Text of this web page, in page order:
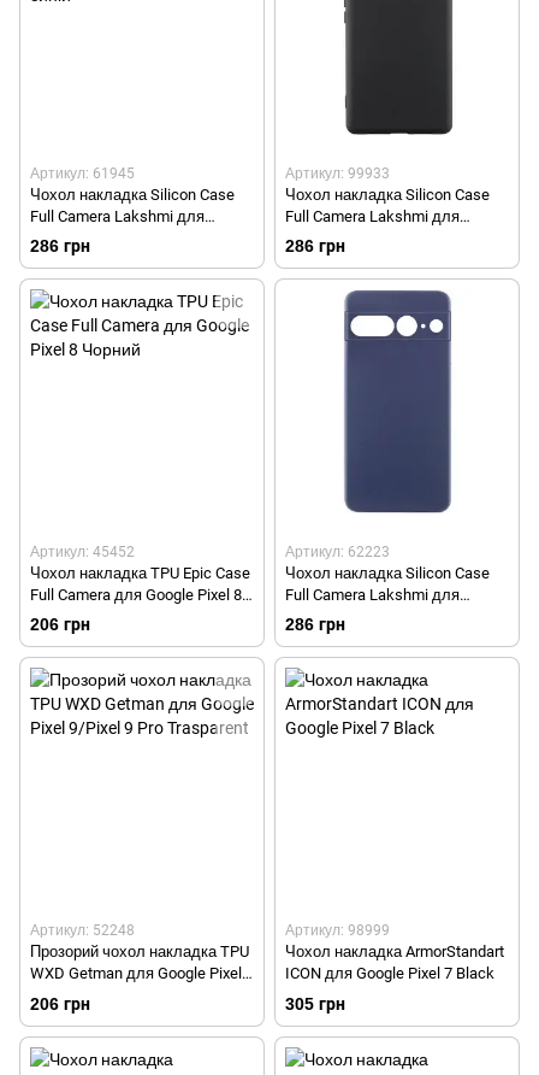
Артикул: 61945
Чохол накладка Silicon Case
Full Camera Lakshmi для
Google Pixel 7a Темно-синій
286 грн
Артикул: 99933
Чохол накладка Silicon Case
Full Camera Lakshmi для
Google Pixel 7a Чорний
286 грн
Артикул: 45452
Чохол накладка TPU Epic Case
Full Camera для Google Pixel 8
Чорний
206 грн
Артикул: 62223
Чохол накладка Silicon Case
Full Camera Lakshmi для
Google Pixel 7 Pro Темно-синій
286 грн
Артикул: 52248
Прозорий чохол накладка TPU
WXD Getman для Google Pixel
9/Pixel 9 Pro Trasparent
206 грн
Артикул: 98999
Чохол накладка ArmorStandart
ICON для Google Pixel 7 Black
305 грн